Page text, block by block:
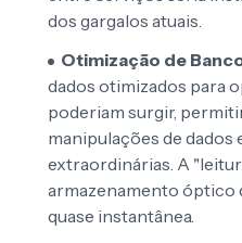
dos gargalos atuais.
Otimização de
dados otimizados para
poderiam surgir,
manipulações de dados
extraordinárias. A
armazenamento óptico
quase instantânea.